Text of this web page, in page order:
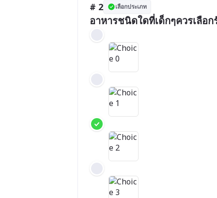
# 2 เลือกประเภท
อาหารชนิดใดที่เด็กๆควรเลือ